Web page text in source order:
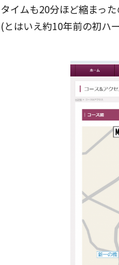
タイムも20分ほど縮まっ
(とはいえ約10年前の初ハ